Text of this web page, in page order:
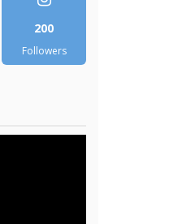
200
Followers